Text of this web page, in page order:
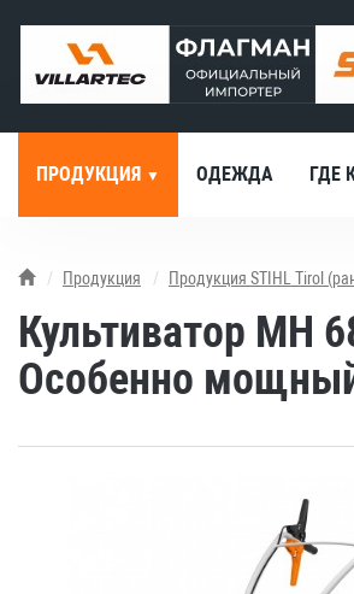
ПРОДУКЦИЯ ОДЕЖДА ГДЕ
Продукция Продукция STIHL Tirol
Культиватор MH
Особенно